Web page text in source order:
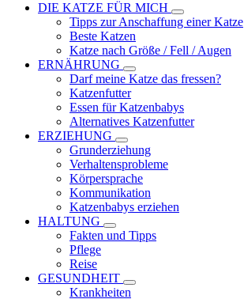
DIE KATZE FÜR MICH
Tipps zur Anschaffung einer Katze
Beste Katzen
Katze nach Größe / Fell / Augen
ERNÄHRUNG
Darf meine Katze das fressen?
Katzenfutter
Essen für Katzenbabys
Alternatives Katzenfutter
ERZIEHUNG
Grunderziehung
Verhaltensprobleme
Körpersprache
Kommunikation
Katzenbabys erziehen
HALTUNG
Fakten und Tipps
Pflege
Reise
GESUNDHEIT
Krankheiten